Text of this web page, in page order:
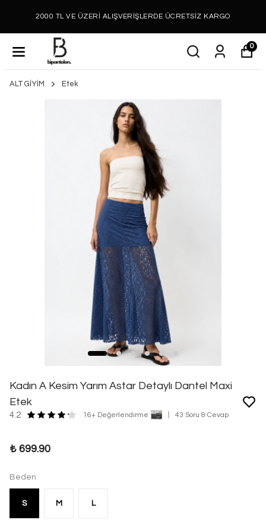
2000 TL VE ÜZERİ ALIŞVERİŞLERDE ÜCRETSİZ KARGO
0
ALT GİYİM Etek
Kadın A Kesim Yarım Astar Detaylı Dantel Maxi
Etek
4.2 16+ Değerlendirme 43 Soru & Cevap
₺ 699.90
Beden
S M L